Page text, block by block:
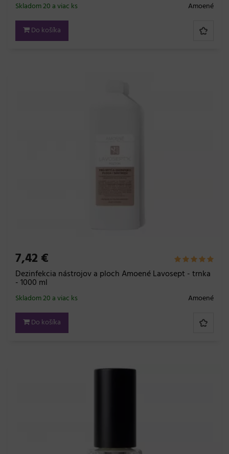
Amoené
Skladom 20 a viac ks
Do košíka
7,42 €
Dezinfekcia nástrojov a ploch Amoené Lavosept - trnka
- 1000 ml
Amoené
Skladom 20 a viac ks
Do košíka